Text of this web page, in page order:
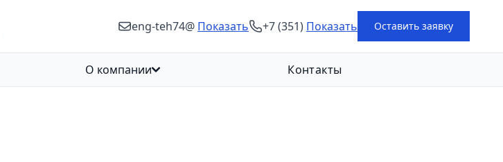
eng-teh74@ Показать +7 (351) Показать Оставить заявку
О компании Контакты